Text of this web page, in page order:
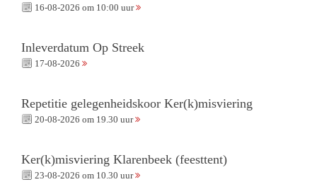
16-08-2026 om 10:00 uur
Inleverdatum Op Streek
17-08-2026
Repetitie gelegenheidskoor Ker(k)misviering
20-08-2026 om 19.30 uur
Ker(k)misviering Klarenbeek (feesttent)
23-08-2026 om 10.30 uur